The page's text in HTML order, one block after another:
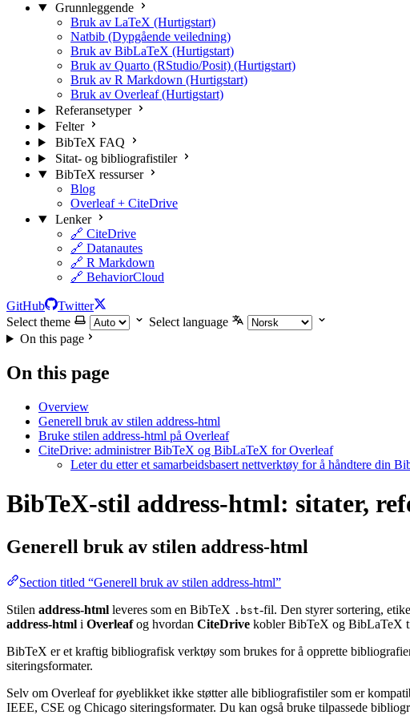
Grunnleggende
Bruk av LaTeX (Hurtigstart)
Natbib (Dypgående veiledning)
Bruk av BibLaTeX (Hurtigstart)
Bruk av Quarto (RStudio/Posit) (Hurtigstart)
Bruk av R Markdown (Hurtigstart)
Bruk av Overleaf (Hurtigstart)
Referansetyper
Felter
BibTeX FAQ
Sitat- og bibliografistiler
BibTeX ressurser
Blog
Overleaf + CiteDrive
Lenker
🔗 CiteDrive
🔗 Datanautes
🔗 R Markdown
🔗 BehaviorCloud
GitHub
Twitter
Select theme
Select language
On this page
On this page
Overview
Generell bruk av stilen address-html
Bruke stilen address-html på Overleaf
CiteDrive: administrer BibTeX og BibLaTeX for Overleaf
Leter du etter et samarbeidsbasert nettverktøy for å håndtere din
BibTeX-stil address-html: sitater,
Generell bruk av stilen address-html
Section titled “Generell bruk av stilen address-html”
Stilen address-html leveres som en BibTeX .bst-fil. Den styrer sortering,
address-html i Overleafog hvordan CiteDrive kobler BibTeX og BibLaTeX
BibTeX er et kraftig bibliografisk verktøy som brukes for å opprette
siteringsformater.
Selv om Overleaf for øyeblikket ikke støtter alle bibliografistiler som er
IEEE, CSE og Chicago siteringsformater. Du kan også bruke tilpassede